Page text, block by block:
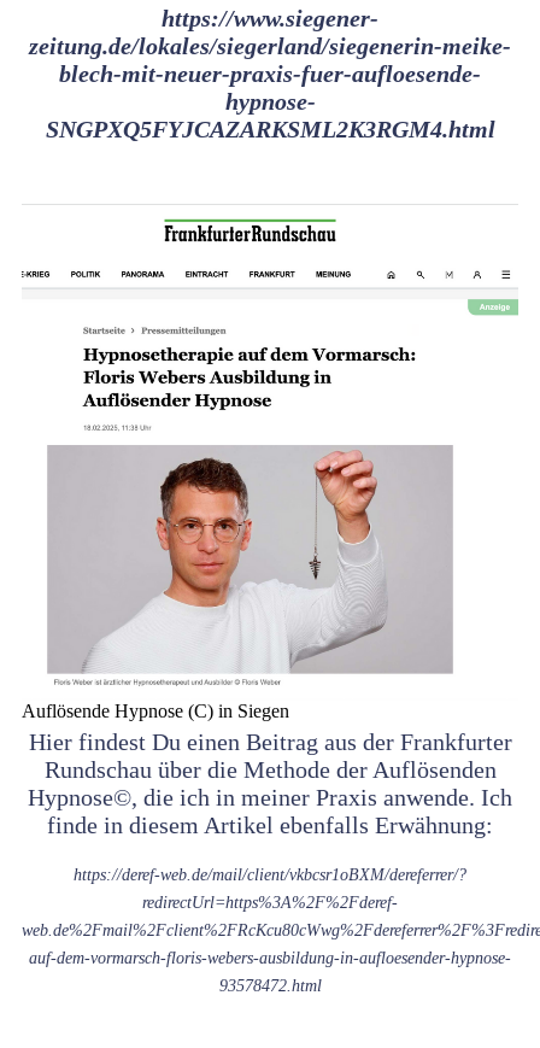
https://www.siegener-
zeitung.de/lokales/siegerland/siegenerin-meike-
blech-mit-neuer-praxis-fuer-aufloesende-
hypnose-
SNGPXQ5FYJCAZARKSML2K3RGM4.html
Auflösende Hypnose (C) in Siegen
Hier findest Du einen Beitrag aus der Frankfurter
Rundschau über die Methode der Auflösenden
Hypnose©, die ich in meiner Praxis anwende. Ich
finde in diesem Artikel ebenfalls Erwähnung:
https://deref-web.de/mail/client/vkbcsr1oBXM/dereferrer/?
redirectUrl=https%3A%2F%2Fderef-
auf-dem-vormarsch-floris-webers-ausbildung-in-aufloesender-hypnose-
93578472.html